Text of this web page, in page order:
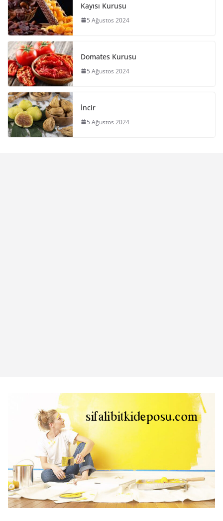
Kayısı Kurusu
5 Ağustos 2024
Domates Kurusu
5 Ağustos 2024
İncir
5 Ağustos 2024